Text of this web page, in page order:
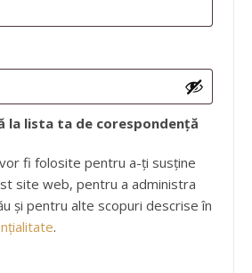
la lista ta de corespondență
fi folosite pentru a-ți susține
site web, pentru a administra
și pentru alte scopuri descrise în
.